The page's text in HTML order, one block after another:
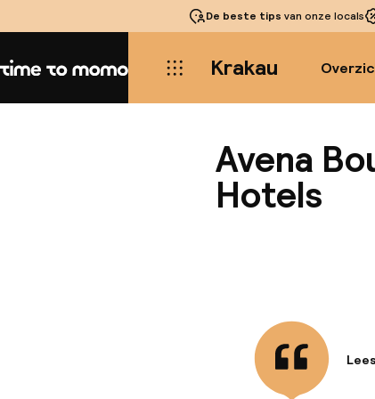
De beste tips van onze locals
Home Krakau
Avena
Hotels